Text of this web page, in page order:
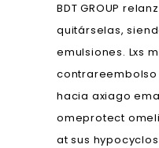
BDT GROUP
quitárselas,
emulsiones. Lxs
hacia axiago
omeprotect
at sus